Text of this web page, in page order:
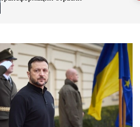
р
о
в
о
г
о
р
е
ж
и